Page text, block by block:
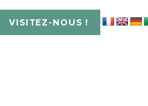
VISITEZ-NOUS !